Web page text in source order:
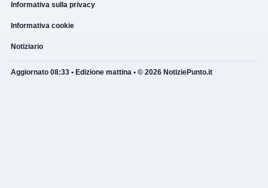
Informativa sulla privacy
Informativa cookie
Notiziario
Aggiornato 08:33 • Edizione mattina • © 2026 NotiziePunto.it